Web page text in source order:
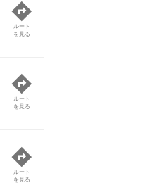
ルート
を見る
ルート
を見る
ルート
を見る